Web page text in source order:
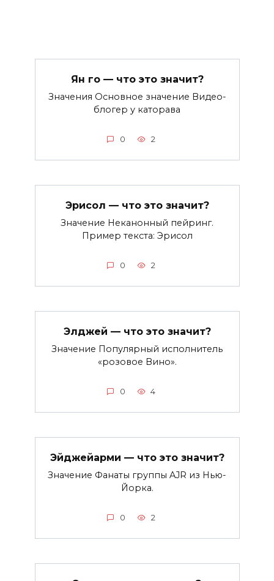
Ян го — что это значит?
Значения Основное значение Видео-
блогер у каторава
0 2
Эрисол — что это значит?
Значение Неканонный пейринг.
Пример текста: Эрисол
0 2
Элджей — что это значит?
Значение Популярный исполнитель
«розовое Вино».
0 4
Эйджейарми — что это значит?
Значение Фанаты группы AJR из Нью-
Йорка.
0 2